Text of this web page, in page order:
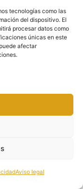
tecnologías como las
del dispositivo. El
procesar datos como
únicas en este
afectar
Aviso legal
técnica de
clínico
sondaje uretral
en sondas con
externo